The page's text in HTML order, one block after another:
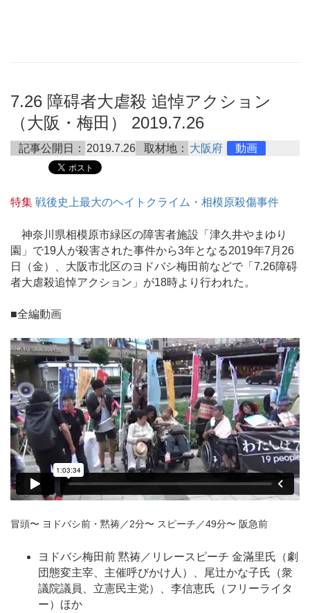
7.26 障碍者大虐殺 追悼アクション
（大阪・梅田） 2019.7.26
記事公開日： 2019.7.26 取材地： 大阪府 動画
特集 戦後史上最大のヘイトクライム・相模原殺傷事件
神奈川県相模原市緑区の障害者施設「津久井やまゆり
園」で19人が殺害された事件から3年となる2019年7月26
日（金）、大阪市北区のヨドバシ梅田前などで「7.26障碍
者大虐殺追悼アクション」が18時より行われた。
■全編動画
冒頭〜 ヨドバシ前・黙祷／2分〜 スピーチ／49分〜 阪急前
ヨドバシ梅田前 黙祷／リレースピーチ 金滿里氏（劇
団態変主宰、主催呼びかけ人）、尾辻かな子氏（衆
議院議員、立憲民主党）、李信恵氏（フリーライタ
ー）ほか